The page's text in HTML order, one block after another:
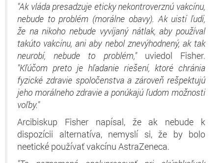
"Ak vláda presadzuje eticky nekontroverznú vakcínu,
nebude to problém (morálne obavy). Ak uistí ľudí,
že na nikoho nebude vyvíjaný nátlak, aby používal
takúto vakcínu, ani aby nebol znevýhodnený, ak tak
neurobí, nebude to problém,"uviedol Fisher.
"Kľúčom preto je hľadanie riešení, ktoré chránia
fyzické zdravie spoločenstva a zároveň rešpektujú
jeho morálneho zdravie a ponúkajú ľudom možnosti
voľby."
Arcibiskup Fisher napísal, že ak nebude k
dispozícii alternatíva, nemyslí si, že by bolo
neetické používať vakcínu AstraZeneca.